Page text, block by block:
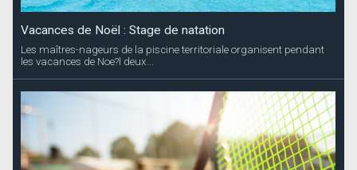
Vacances de Noël : Stage de natation
Les maîtres-nageurs de la piscine territoriale organisent pendant
les vacances de Noe?l deux...